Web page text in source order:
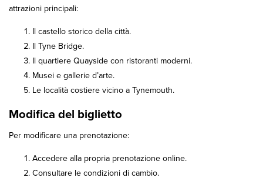
attrazioni principali:
Il castello storico della città.
Il Tyne Bridge.
Il quartiere Quayside con ristoranti moderni.
Musei e gallerie d’arte.
Le località costiere vicino a Tynemouth.
Modifica del biglietto
Per modificare una prenotazione:
Accedere alla propria prenotazione online.
Consultare le condizioni di cambio.